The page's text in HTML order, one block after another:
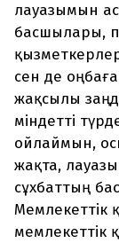
лауазымын
басшылары,
сен де
жақсылы
міндетті
ойлаймын,
жақта,
сұхбаттың
Мемлекеттік
мемлекеттік